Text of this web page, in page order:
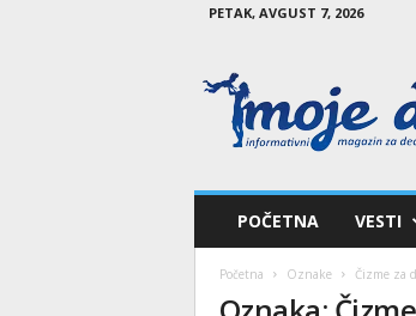
PETAK, AVGUST 7, 2026
o
POČETNA VESTI
Početna Oznake Čizme za